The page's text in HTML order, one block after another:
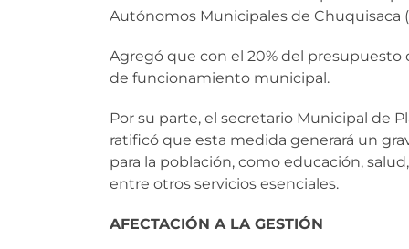
Autónomos Municipales de Chuquisaca
Agregó que con el 20% del
de funcionamiento municipal.
Por su parte, el secretario Municipal de
ratificó que esta medida generará un
para la población, como educación,
entre otros servicios esenciales.
AFECTACIÓN A LA GESTIÓN